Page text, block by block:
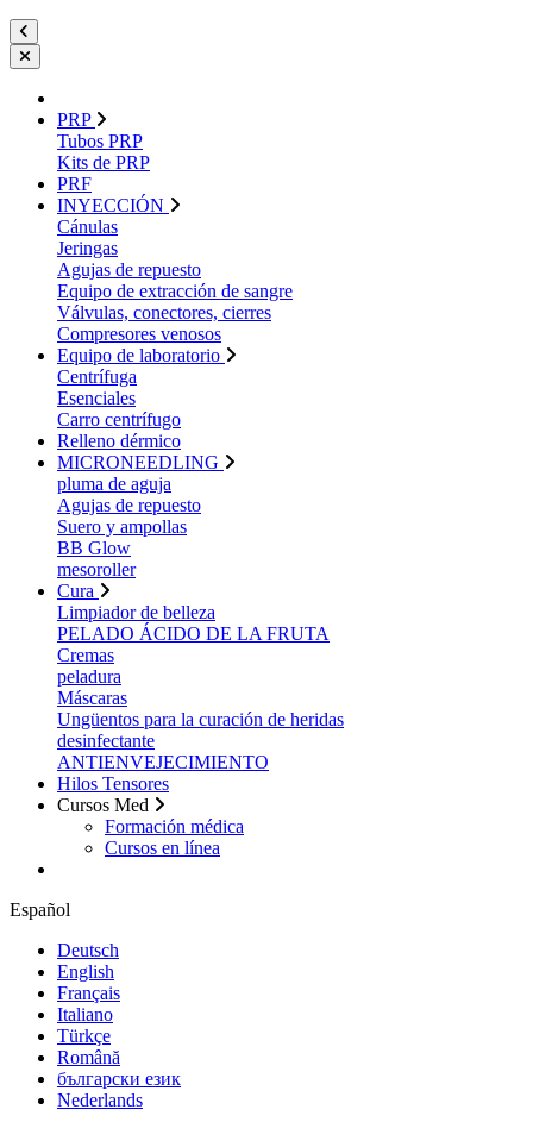
PRP
Tubos PRP
Kits de PRP
PRF
INYECCIÓN
Cánulas
Jeringas
Agujas de repuesto
Equipo de extracción de sangre
Válvulas, conectores, cierres
Compresores venosos
Equipo de laboratorio
Centrífuga
Esenciales
Carro centrífugo
Relleno dérmico
MICRONEEDLING
pluma de aguja
Agujas de repuesto
Suero y ampollas
BB Glow
mesoroller
Cura
Limpiador de belleza
PELADO ÁCIDO DE LA FRUTA
Cremas
peladura
Máscaras
Ungüentos para la curación de heridas
desinfectante
ANTIENVEJECIMIENTO
Hilos Tensores
Cursos Med
Formación médica
Cursos en línea
Español
Deutsch
English
Français
Italiano
Türkçe
Română
български език
Nederlands